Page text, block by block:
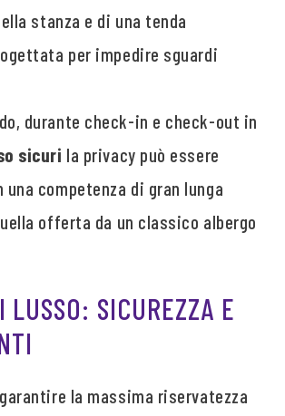
stanza e di una tenda
per impedire sguardi
durante check-in e check-out in
sicuri la privacy può essere
competenza di gran lunga
offerta da un classico albergo
LUSSO: SICUREZZA E
la massima riservatezza